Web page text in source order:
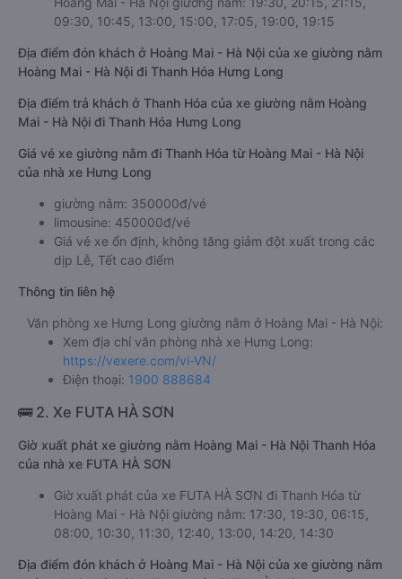
09:30, 10:45, 13:00, 15:00, 17:05, 19:00, 19:15
Địa điểm đón khách ở Hoàng Mai - Hà Nội của xe giường nằm
Hoàng Mai - Hà Nội đi Thanh Hóa Hưng Long
Địa điểm trả khách ở Thanh Hóa của xe giường nằm Hoàng
Mai - Hà Nội đi Thanh Hóa Hưng Long
Giá vé xe giường nằm đi Thanh Hóa từ Hoàng Mai - Hà Nội
của nhà xe Hưng Long
giường nằm: 350000đ/vé
limousine: 450000đ/vé
Giá vé xe ổn định, không tăng giảm đột xuất trong các
dịp Lễ, Tết cao điểm
Thông tin liên hệ
Văn phòng xe Hưng Long giường nằm ở Hoàng Mai - Hà Nội:
Xem địa chỉ văn phòng nhà xe Hưng Long:
https://vexere.com/vi-VN/
Điện thoại: 1900 888684
🚌 2. Xe FUTA HÀ SƠN
Giờ xuất phát xe giường nằm Hoàng Mai - Hà Nội Thanh Hóa
của nhà xe FUTA HÀ SƠN
Giờ xuất phát của xe FUTA HÀ SƠN đi Thanh Hóa từ
Hoàng Mai - Hà Nội giường nằm: 17:30, 19:30, 06:15,
08:00, 10:30, 11:30, 12:40, 13:00, 14:20, 14:30
Địa điểm đón khách ở Hoàng Mai - Hà Nội của xe giường nằm